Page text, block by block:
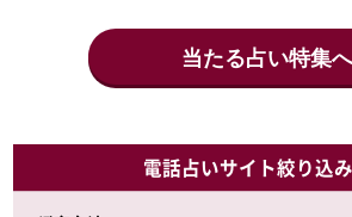
当たる占い特集へ
電話占いサイト絞り込